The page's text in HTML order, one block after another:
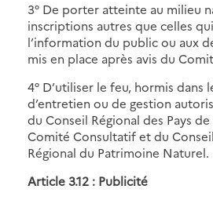
3° De porter atteinte au milieu
inscriptions autres que celles
l’information du public ou aux
mis en place après avis du
4° D’utiliser le feu, hormis dans
d’entretien ou de gestion
du Conseil Régional des Pays
Comité Consultatif et du
Régional du Patrimoine Naturel.
Article 3.12 : Publicité